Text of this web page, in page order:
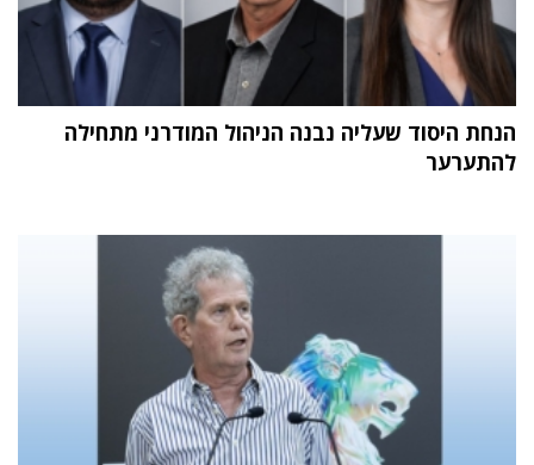
הנחת היסוד שעליה נבנה הניהול המודרני מתחילה
להתערער